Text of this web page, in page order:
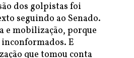
dos golpistas foi
seguindo ao Senado.
e mobilização, porque
E
que tomou conta